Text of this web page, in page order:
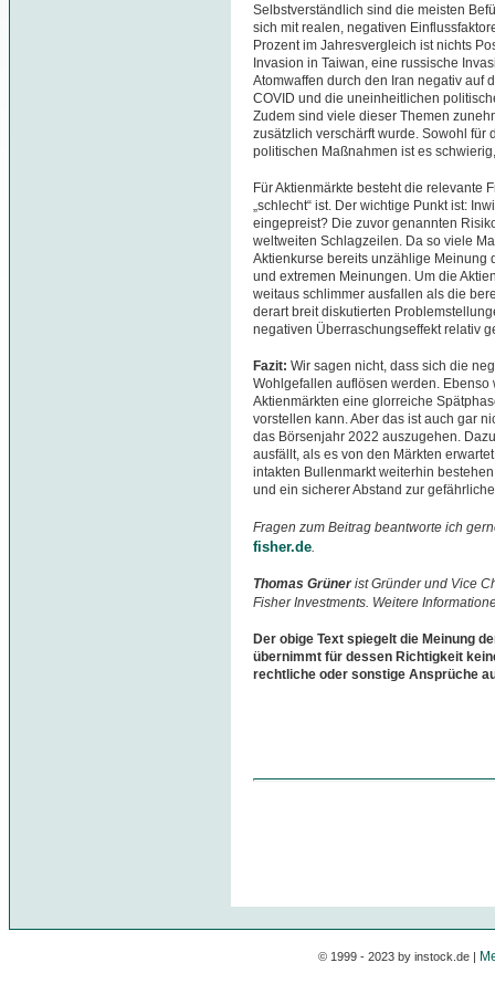
Selbstverständlich sind die meisten
sich mit realen, negativen
Prozent im Jahresvergleich ist nichts
Invasion in Taiwan, eine russische
Atomwaffen durch den Iran negativ auf
COVID und die uneinheitlichen
Zudem sind viele dieser Themen
zusätzlich verschärft wurde. Sowohl für
politischen Maßnahmen ist es
Für Aktienmärkte besteht die relevante
„schlecht“ ist. Der wichtige Punkt ist:
eingepreist? Die zuvor genannten
weltweiten Schlagzeilen. Da so viele
Aktienkurse bereits unzählige Meinung
und extremen Meinungen. Um die
weitaus schlimmer ausfallen als die
derart breit diskutierten
negativen Überraschungseffekt relativ
Fazit: Wir sagen nicht, dass sich die
Wohlgefallen auflösen werden.
Aktienmärkten eine glorreiche
vorstellen kann. Aber das ist auch gar
das Börsenjahr 2022 auszugehen.
ausfällt, als es von den Märkten
intakten Bullenmarkt weiterhin
und ein sicherer Abstand zur
Fragen zum Beitrag beantworte ich
fisher.de
Thomas Grünerist Gründer und Vice
Fisher Investments. Weitere
Der obige Text spiegelt die Meinung
übernimmt für dessen Richtigkeit
rechtliche oder sonstige Ansprüche
© 1999 - 2023 by instock.de |